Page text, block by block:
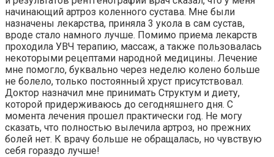
начинающий артроз коленного сустава. Мне были
назначены лекарства, приняла 3 укола в сам сустав,
вроде стало намного лучше. Помимо приема лекарств
проходила УВЧ терапию, массаж, а также пользовалась
некоторыми рецептами народной медицины. Лечение
мне помогло, буквально через неделю колено больше
не болело, только постоянный хруст присутствовал.
Доктор назначил мне принимать Структум и диету,
которой придерживаюсь до сегодняшнего дня. С
момента лечения прошел практически год. Не могу
сказать, что полностью вылечила артроз, но прежних
болей нет. К врачу больше не обращалась, но чувствую
себя гораздо лучше!